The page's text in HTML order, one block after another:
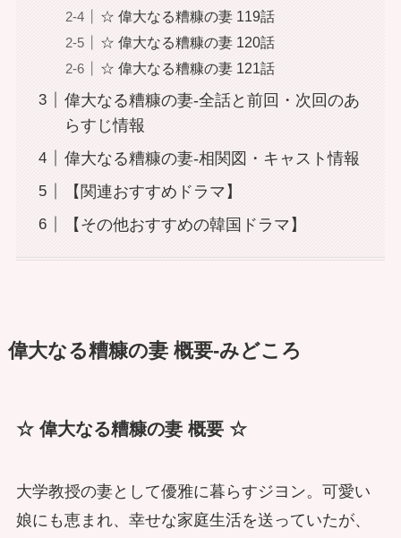
☆ 偉大なる糟糠の妻 119話
☆ 偉大なる糟糠の妻 120話
☆ 偉大なる糟糠の妻 121話
偉大なる糟糠の妻-全話と前回・次回のあ
らすじ情報
偉大なる糟糠の妻-相関図・キャスト情報
【関連おすすめドラマ】
【その他おすすめの韓国ドラマ】
偉大なる糟糠の妻 概要-みどころ
☆ 偉大なる糟糠の妻 概要 ☆
大学教授の妻として優雅に暮らすジヨン。可愛い
娘にも恵まれ、幸せな家庭生活を送っていたが、